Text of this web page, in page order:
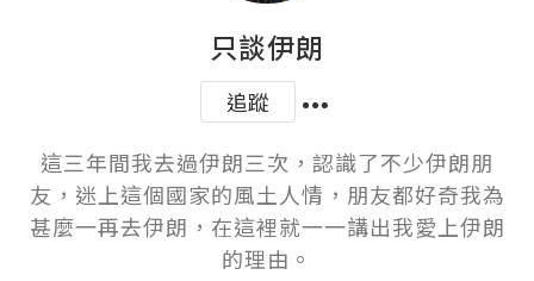
只談伊朗
追蹤
這三年間我去過伊朗三次，認識了不少伊朗朋
友，迷上這個國家的風土人情，朋友都好奇我為
甚麼一再去伊朗，在這裡就一一講出我愛上伊朗
的理由。